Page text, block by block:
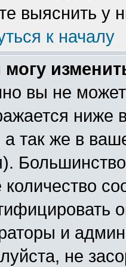
выяснить у
к началу
могу
вы не
ниже
а так же в
количество
и
не